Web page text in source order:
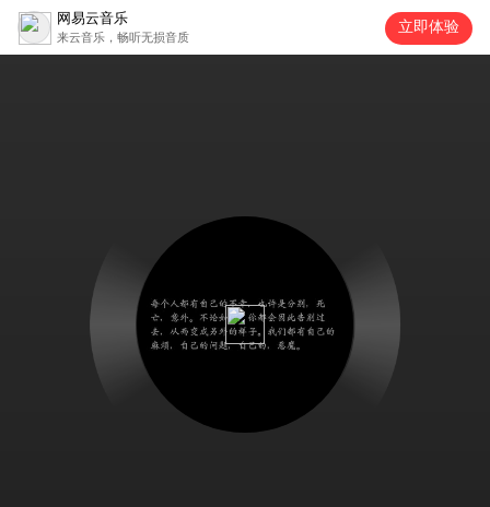
网易云音乐
来云音乐，畅听无损音质
立即体验